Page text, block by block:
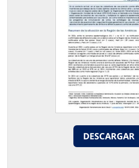
DESCARGAR